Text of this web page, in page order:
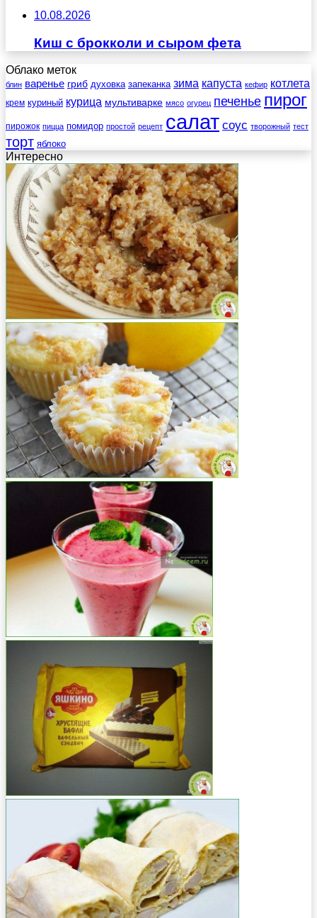
10.08.2026
Киш с брокколи и сыром фета
Облако меток
блин варенье гриб духовка запеканка зима капуста кефир котлета
крем куриный курица мультиварке мясо огурец печенье пирог
пирожок пицца помидор простой рецепт салат соус творожный тест
торт яблоко
Интересно